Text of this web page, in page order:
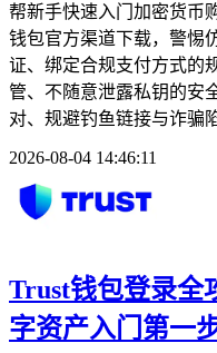
帮新手快速入门加密货币
钱包官方渠道下载，警惕
证、绑定合规支付方式的
管、不随意泄露私钥的安
对、规避钓鱼链接与诈骗
2026-08-04 14:46:11
Trust钱包登录全
字资产入门第一